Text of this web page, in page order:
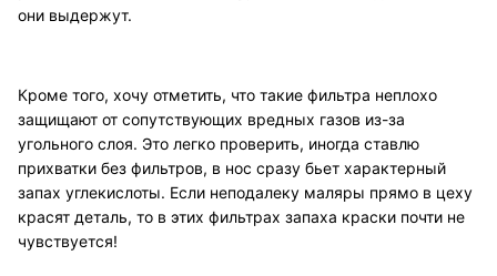
они выдержут.
Кроме того, хочу отметить, что такие фильтра неплохо
защищают от сопутствующих вредных газов из-за
угольного слоя. Это легко проверить, иногда ставлю
прихватки без фильтров, в нос сразу бьет характерный
запах углекислоты. Если неподалеку маляры прямо в цеху
красят деталь, то в этих фильтрах запаха краски почти не
чувствуется!